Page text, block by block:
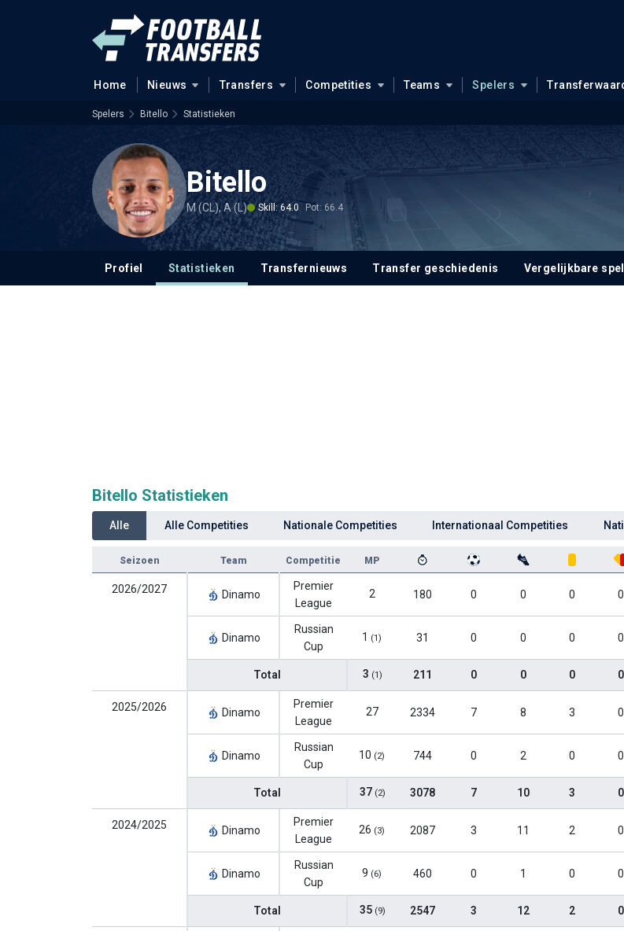
Home Nieuws Transfers Competities Teams Spelers
Spelers Bitello Statistieken
Bitello
M (CL), A (L) Skill: 64.0 Pot: 66.4
Profiel Statistieken Transfernieuws Transfer geschiedenis Vergelijkbare
Bitello Statistieken
Alle Alle Competities Nationale Competities Internationaal Competities
Seizoen Team Competitie MP
2026/2027 Dinamo
Premier
League
2 180 0 0 0 0
Dinamo
Russian
Cup
1 (1) 31 0 0 0 0
Total 3 (1) 211 0 0 0 0
2025/2026 Dinamo
Premier
League
27 2334 7 8 3 0
Dinamo
Russian
Cup
10 (2) 744 0 2 0 0
Total 37 (2) 3078 7 10 3 0
2024/2025 Dinamo
Premier
League
26 (3) 2087 3 11 2 0
Dinamo
Russian
Cup
9 (6) 460 0 1 0 0
Total 35 (9) 2547 3 12 2 0